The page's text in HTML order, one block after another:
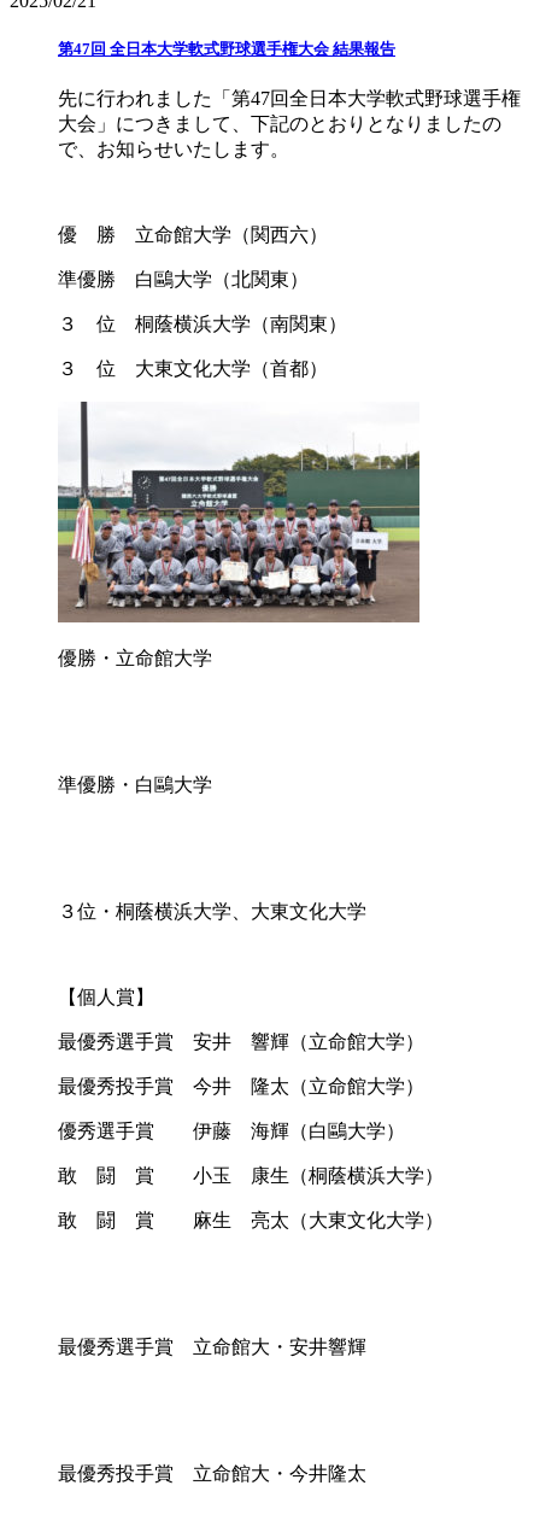
第47回 全日本大学軟式野球選手権大会 結果報告
先に行われました「第47回全日本大学軟式野球選手権
大会」につきまして、下記のとおりとなりましたの
で、お知らせいたします。
優 勝 立命館大学（関西六）
準優勝 白鷗大学（北関東）
３ 位 桐蔭横浜大学（南関東）
３ 位 大東文化大学（首都）
優勝・立命館大学
準優勝・白鷗大学
３位・桐蔭横浜大学、大東文化大学
【個人賞】
最優秀選手賞 安井 響輝（立命館大学）
最優秀投手賞 今井 隆太（立命館大学）
優秀選手賞 伊藤 海輝（白鷗大学）
敢 闘 賞 小玉 康生（桐蔭横浜大学）
敢 闘 賞 麻生 亮太（大東文化大学）
最優秀選手賞 立命館大・安井響輝
最優秀投手賞 立命館大・今井隆太